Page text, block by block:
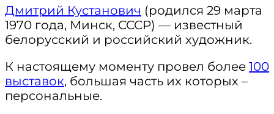
Дмитрий Кустанович (родился 29 марта
1970 года, Минск, СССР) — известный
белорусский и российский художник.
К настоящему моменту провел более 100
выставок, большая часть их которых –
персональные.